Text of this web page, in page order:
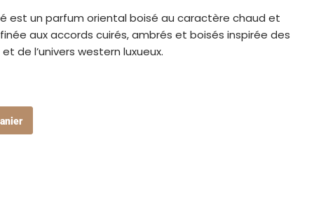
est un parfum oriental boisé au caractère chaud et
aux accords cuirés, ambrés et boisés inspirée des
de l’univers western luxueux.